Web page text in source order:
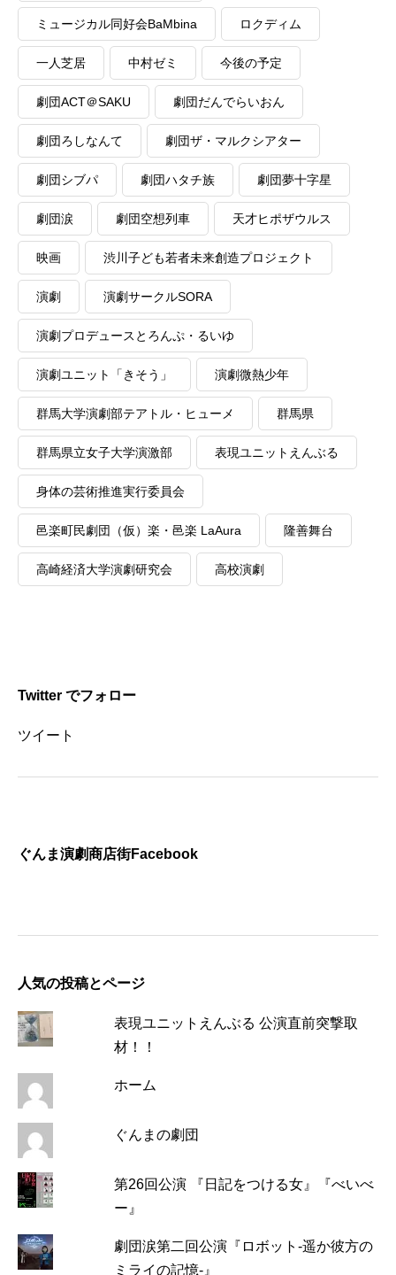
ミュージカル同好会BaMbina ロクディム
一人芝居 中村ゼミ 今後の予定
劇団ACT＠SAKU 劇団だんでらいおん
劇団ろしなんて 劇団ザ・マルクシアター
劇団シブパ 劇団ハタチ族 劇団夢十字星
劇団涙 劇団空想列車 天才ヒポザウルス
映画 渋川子ども若者未来創造プロジェクト
演劇 演劇サークルSORA
演劇プロデュースとろんぷ・るいゆ
演劇ユニット「きそう」 演劇微熱少年
群馬大学演劇部テアトル・ヒューメ 群馬県
群馬県立女子大学演激部 表現ユニットえんぶる
身体の芸術推進実行委員会
邑楽町民劇団（仮）楽・邑楽 LaAura 隆善舞台
高崎経済大学演劇研究会 高校演劇
Twitter でフォロー
ツイート
ぐんま演劇商店街Facebook
人気の投稿とページ
表現ユニットえんぶる 公演直前突撃取
材！！
ホーム
ぐんまの劇団
第26回公演 『日記をつける女』『べいべ
ー』
劇団涙第二回公演『ロボット-遥か彼方の
ミライの記憶-』